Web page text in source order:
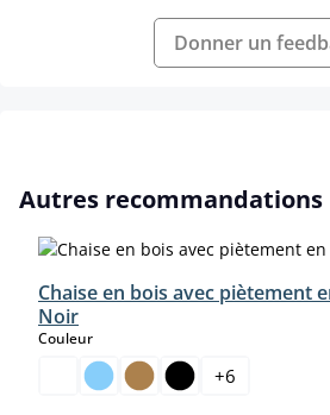
Donner un
Ignorer la galerie de produits
Autres recommandations
Chaise en bois avec piètement
Noir
Couleurselect
+6